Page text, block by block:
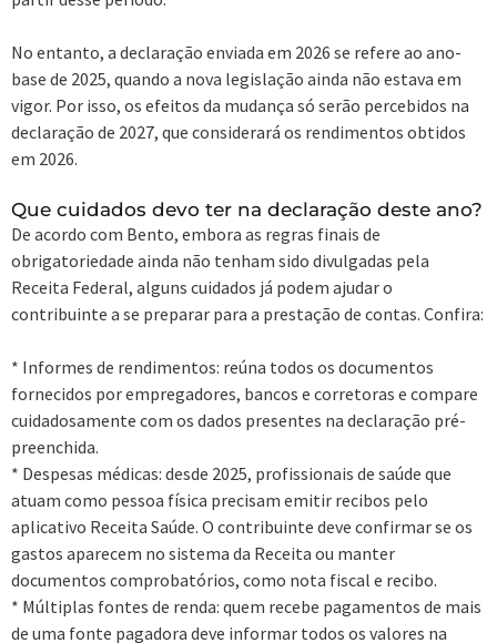
No entanto, a declaração enviada em 2026 se refere ao ano-
base de 2025, quando a nova legislação ainda não estava em
vigor. Por isso, os efeitos da mudança só serão percebidos na
declaração de 2027, que considerará os rendimentos obtidos
em 2026.
Que cuidados devo ter na declaração deste ano?
De acordo com Bento, embora as regras finais de
obrigatoriedade ainda não tenham sido divulgadas pela
Receita Federal, alguns cuidados já podem ajudar o
contribuinte a se preparar para a prestação de contas. Confira:
* Informes de rendimentos: reúna todos os documentos
fornecidos por empregadores, bancos e corretoras e compare
cuidadosamente com os dados presentes na declaração pré-
preenchida.
* Despesas médicas: desde 2025, profissionais de saúde que
atuam como pessoa física precisam emitir recibos pelo
aplicativo Receita Saúde. O contribuinte deve confirmar se os
gastos aparecem no sistema da Receita ou manter
documentos comprobatórios, como nota fiscal e recibo.
* Múltiplas fontes de renda: quem recebe pagamentos de mais
de uma fonte pagadora deve informar todos os valores na